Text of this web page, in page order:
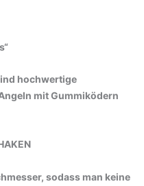
hochwertige
mit Gummiködern
sodass man keine